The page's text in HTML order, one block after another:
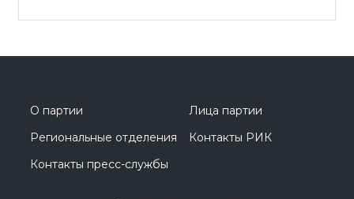
О партии
Лица партии
Региональные отделения
Контакты РИК
Контакты пресс-службы